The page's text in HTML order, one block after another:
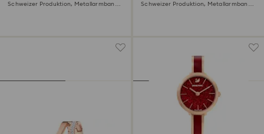
Schweizer Produktion, Metallarmband,
Schweizer Produktion, Metallarmband,